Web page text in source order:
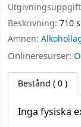
Beskrivning: 710 s
Ämnen:
Onlineresurser:
Bestånd ( 0 )
Inga fysiska